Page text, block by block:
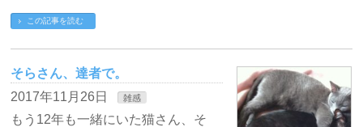
この記事を読む
そらさん、達者で。
2017年11月26日
雑感
もう12年も一緒にいた猫さん、そ